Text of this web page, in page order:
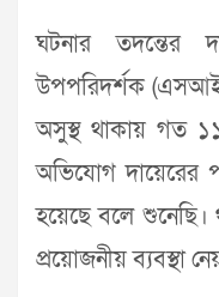
ঘটনার তদন্তের
উপপরিদর্শক
অসুস্থ থাকায় গত
অভিযোগ দায়েরের
হয়েছে বলে শুনেছি।
প্রয়োজনীয় ব্যবস্থা